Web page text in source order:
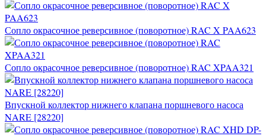
Сопло окрасочное реверсивное (поворотное) RAC X PAA623
Сопло окрасочное реверсивное (поворотное) RAC XPAA321
Впускной коллектор нижнего клапана поршневого насоса
NARE [28220]